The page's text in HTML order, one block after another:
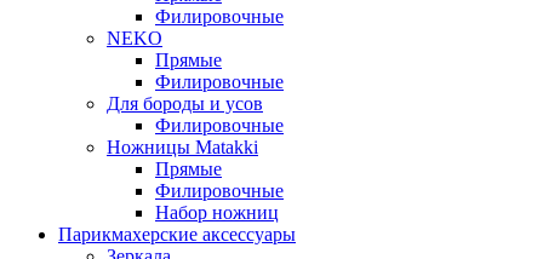
Филировочные
NEKO
Прямые
Филировочные
Для бороды и усов
Филировочные
Ножницы Matakki
Прямые
Филировочные
Набор ножниц
Парикмахерские аксессуары